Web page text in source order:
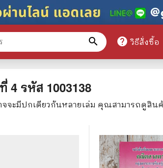
4 รหัส 1003138
จจะมีปกเดียวกันหลายเล่ม คุณสามารถดูสิน
search help วิธีสั่งซื้อ
หมวดหมู่สินค้า
📕 นิตยสาร
📺 เรื่องย่อละครโ
นิตยสารดารารุ่นเก่